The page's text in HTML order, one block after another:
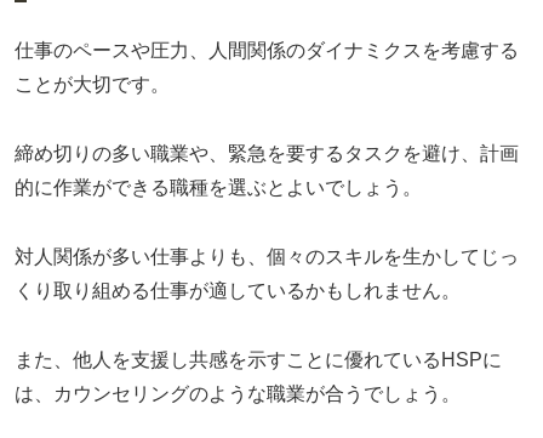
仕事のペースや圧力、人間関係のダイナミクスを考慮する
ことが大切です。
締め切りの多い職業や、緊急を要するタスクを避け、計画
的に作業ができる職種を選ぶとよいでしょう。
対人関係が多い仕事よりも、個々のスキルを生かしてじっ
くり取り組める仕事が適しているかもしれません。
また、他人を支援し共感を示すことに優れているHSPに
は、カウンセリングのような職業が合うでしょう。